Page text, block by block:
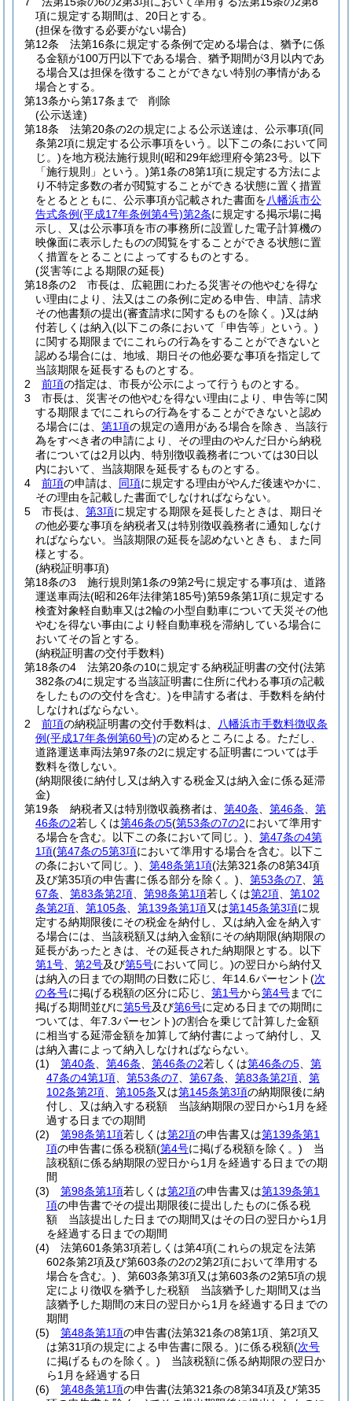
項に規定する期間は、20日とする。
(担保を徴する必要がない場合)
第12条
法第16条に規定する条例で定める場合は、猶予に係
る金額が100万円以下である場合、猶予期間が3月以内であ
る場合又は担保を徴することができない特別の事情がある
場合とする。
第13条から第17条まで
削除
(公示送達)
第18条
法第20条の2の規定による公示送達は、公示事項(同
条第2項に規定する公示事項をいう。以下この条において同
じ。)を地方税法施行規則 (昭和29年総理府令第23号。以下
「施行規則」という。)第1条の8第1項に規定する方法によ
り不特定多数の者が閲覧することができる状態に置く措置
をとるとともに、公示事項が記載された書面を八幡浜市公
告式条例(平成17年条例第4号)第2条に規定する掲示場に掲
示し、又は公示事項を市の事務所に設置した電子計算機の
映像面に表示したものの閲覧をすることができる状態に置
く措置をとることによってするものとする。
(災害等による期限の延長)
第18条の2
市長は、広範囲にわたる災害その他やむを得な
い理由により、法又はこの条例に定める申告、申請、請求
その他書類の提出(審査請求に関するものを除く。)又は納
付若しくは納入(以下この条において「申告等」という。)
に関する期限までにこれらの行為をすることができないと
認める場合には、地域、期日その他必要な事項を指定して
当該期限を延長するものとする。
2
前項の指定は、市長が公示によって行うものとする。
3
市長は、災害その他やむを得ない理由により、申告等に関
する期限までにこれらの行為をすることができないと認め
る場合には、 第1項の規定の適用がある場合を除き、当該行
為をすべき者の申請により、その理由のやんだ日から納税
者については2月以内、特別徴収義務者については30日以
内において、当該期限を延長するものとする。
4
前項の申請は、 同項に規定する理由がやんだ後速やかに、
その理由を記載した書面でしなければならない。
5
市長は、 第3項に規定する期限を延長したときは、期日そ
の他必要な事項を納税者又は特別徴収義務者に通知しなけ
ればならない。 当該期限の延長を認めないときも、また同
様とする。
(納税証明事項)
第18条の3
施行規則第1条の9第2号に規定する事項は、道路
運送車両法(昭和26年法律第185号)第59条第1項に規定する
検査対象軽自動車又は2輪の小型自動車について天災その他
やむを得ない事由により軽自動車税を滞納している場合に
おいてその旨とする。
(納税証明書の交付手数料)
第18条の4
法第20条の10に規定する納税証明書の交付(法第
382条の4に規定する当該証明書に住所に代わる事項の記載
をしたものの交付を含む。)を申請する者は、手数料を納付
しなければならない。
2
前項の納税証明書の交付手数料は、
八幡浜市手数料徴収条
例(平成17年条例第60号)の定めるところによる。 ただし、
道路運送車両法第97条の2に規定する証明書については手
数料を徴しない。
(納期限後に納付し又は納入する税金又は納入金に係る延滞
金)
第19条
納税者又は特別徴収義務者は、 第40条 第46条
第
46条の2若しくは第46条の5(第53条の7の2において準用す
る場合を含む。以下この条において同じ。)
第47条の4第
1項(第47条の5第3項において準用する場合を含む。以下こ
の条において同じ。)
第48条第1項(法第321条の8第34項
及び第35項の申告書に係る部分を除く。)
第53条の7
第
67条
第83条第2項 第98条第1項若しくは第2項
第102
条第2項
第105条 第139条第1項又は第145条第3項に規
定する納期限後にその税金を納付し、又は納入金を納入す
る場合には、当該税額又は納入金額にその納期限(納期限の
延長があったときは、その延長された納期限とする。以下
第1号
第2号及び第5号において同じ。)の翌日から納付又
は納入の日までの期間の日数に応じ、年14.6パーセント(次
の各号に掲げる税額の区分に応じ、 第1号から第4号までに
掲げる期間並びに第5号及び第6号に定める日までの期間に
ついては、年7.3パーセント)の割合を乗じて計算した金額
に相当する延滞金額を加算して納付書によって納付し、又
は納入書によって納入しなければならない。
(1)
第40条 第46条 第46条の2若しくは第46条の5
第
47条の4第1項
第53条の7 第67条 第83条第2項
第
102条第2項
第105条又は第145条第3項の納期限後に納
付し、又は納入する税額 当該納期限の翌日から1月を経
過する日までの期間
(2)
第98条第1項若しくは第2項の申告書又は第139条第1
項の申告書に係る税額(第4号に掲げる税額を除く。) 当
該税額に係る納期限の翌日から1月を経過する日までの期
間
(3)
第98条第1項若しくは第2項の申告書又は第139条第1
項の申告書でその提出期限後に提出したものに係る税
額 当該提出した日までの期間又はその日の翌日から1月
を経過する日までの期間
(4)
法第601条第3項若しくは第4項(これらの規定を法第
602条第2項及び第603条の2の2第2項において準用する
場合を含む。) 、第603条第3項又は第603条の2第5項の規
定により徴収を猶予した税額 当該猶予した期間又は当
該猶予した期間の末日の翌日から1月を経過する日までの
期間
(5)
第48条第1項の申告書(法第321条の8第1項、第2項又
は第31項の規定による申告書に限る。)に係る税額(次号
に掲げるものを除く。) 当該税額に係る納期限の翌日か
ら1月を経過する日
(6)
第48条第1項の申告書(法第321条の8第34項及び第35